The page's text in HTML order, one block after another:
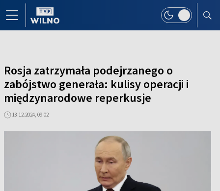
Rosja zatrzymała podejrzanego o
zabójstwo generała: kulisy operacji i
międzynarodowe reperkusje
18.12.2024, 09:02